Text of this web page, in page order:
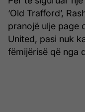
‘Old Trafford’,
pranojë ulje page
United, pasi nuk
fëmijërisë që nga